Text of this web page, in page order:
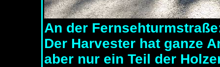
An der
Der Harvester hat ganze
aber nur ein Teil der